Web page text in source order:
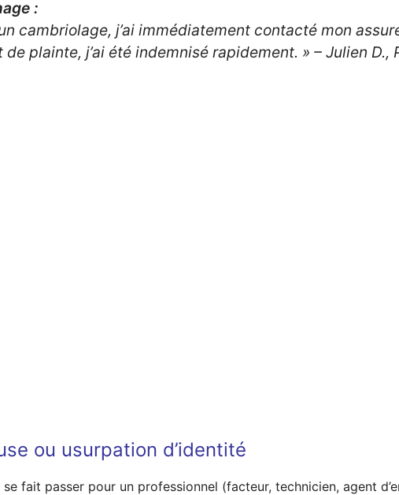
:
cambriolage, j’ai immédiatement contacté mon
de plainte, j’ai été indemnisé rapidement. » – Julien D.,
ou usurpation d’identité
se fait passer pour un professionnel (facteur, technicien, agent